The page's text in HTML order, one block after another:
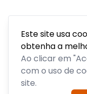
Este site usa
obtenha a
Ao clicar em
com o uso de
site.
Acompanhe todas
ingressos, serviços
informações sobre o